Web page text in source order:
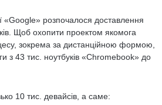
«Google» розпочалося доставлення
Щоб охопити проектом якомога
зокрема за дистанційною формою,
з 43 тис. ноутбуків «Chromebook» до
10 тис. девайсів, а саме: